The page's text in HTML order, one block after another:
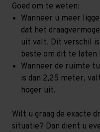
Goed om te weten:
Wanneer u meer
dat het
uit valt. Dit verschil
beste om dit te laten
Wanneer de ruimte
is dan 2,25 meter,
hoger uit.
Wilt u graag de exacte
situatie? Dan dient u